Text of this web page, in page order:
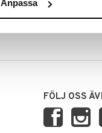
Anpassagodkända av
FÖLJ OSS